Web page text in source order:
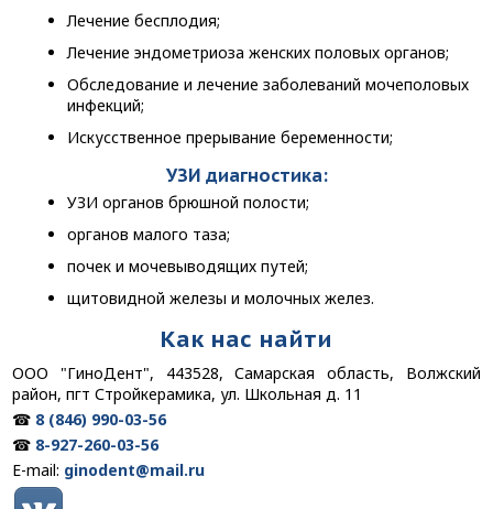
Лечение бесплодия;
Лечение эндометриоза женских половых органов;
Обследование и лечение заболеваний мочеполовых
инфекций;
Искусственное прерывание беременности;
УЗИ диагностика:
УЗИ органов брюшной полости;
органов малого таза;
почек и мочевыводящих путей;
щитовидной железы и молочных желез.
Как нас найти
ООО "ГиноДент", 443528, Самарская область, Волжский
район, пгт Стройкерамика, ул. Школьная д. 11
☎ 8 (846) 990-03-56
☎ 8-927-260-03-56
E-mail: ginodent@mail.ru